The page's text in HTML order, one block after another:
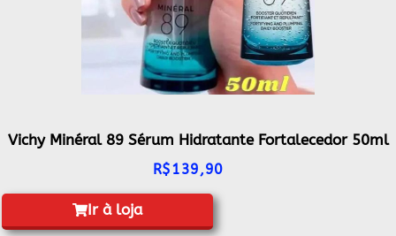
Vichy Minéral 89 Sérum Hidratante Fortalecedor 50ml
R$139,90
Ir à loja